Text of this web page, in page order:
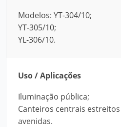
Modelos: YT-304/10;
YT-305/10;
YL-306/10.
Uso / Aplicações
Iluminação pública;
Canteiros centrais
avenidas.